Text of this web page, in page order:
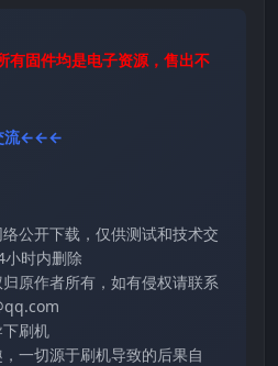
有固件均是电子资源，售出不
流←←←
公开下载，仅供测试和技术交
时内删除
原作者所有，如有侵权请联系
刷机
一切源于刷机导致的后果自